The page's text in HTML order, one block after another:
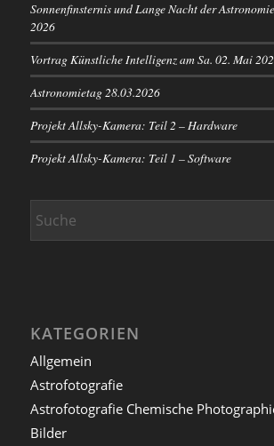
Sonnenfinsternis und Lange Nacht der
2026
Vortrag Künstliche Intelligenz am Sa. 02. Mai
Astronomietag 28.03.2026
Projekt Allsky-Kamera: Teil 2 – Hardware
Projekt Allsky-Kamera: Teil 1 – Software
KATEGORIEN
Allgemein
Astrofotografie
Astrofotografie Chemische
Bilder